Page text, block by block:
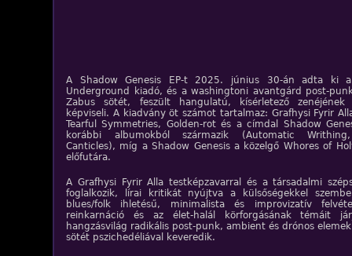
A Shadow Genesis EP-t 2025. június 30-án adta ki a
Underground kiadó, és a washingtoni avantgárd post-
Zabus sötét, feszült hangulatú, kísérletező
képviseli. A kiadvány öt számot tartalmaz: Grafhysi Fyrir
Tearful Symmetries, Golden-rot és a címdal Shadow
korábbi albumokból származik (Automatic
Canticles), míg a Shadow Genesis a közelgő Whores of
előfutára.
A Grafhysi Fyrir Alla testképzavarral és a társadalmi
foglalkozik, lírai kritikát nyújtva a külsőségekkel
blues/folk ihletésű, minimalista és improvizatív
reinkarnáció és az élet-halál körforgásának témáit
hangzásvilág radikális post-punk, ambient és drónos
sötét pszichedéliával keveredik.